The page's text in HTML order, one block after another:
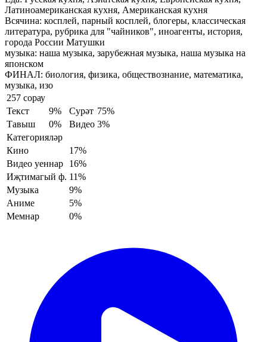
Латиноамериканская кухня, Американская кухня
Всячина: косплей, парный косплей, блогеры, классическая
литература, рубрика для "чайников", иноагенты, история,
города России Матушки
музыка: наша музыка, зарубежная музыка, наша музыка на
японском
ФИНАЛ: биология, физика, обществознание, математика,
музыка, изо
257 сорау
Текст
9% Сурәт 75%
Тавыш
0% Видео 3%
Категорияләр
Кино
17%
Видео уеннар
16%
Иҗтимагый ф. 11%
Музыка
9%
Аниме
5%
Мемнар
0%